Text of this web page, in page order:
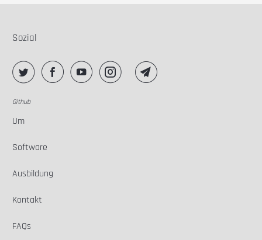
Sozial
Github
Um
Software
Ausbildung
Kontakt
FAQs